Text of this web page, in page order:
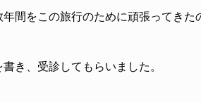
間をこの旅行のために頑張ってきた
き、受診してもらいました。